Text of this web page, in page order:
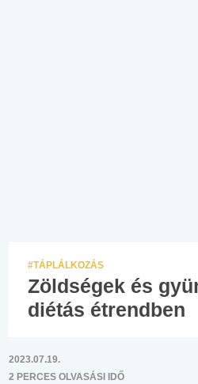
#TÁPLÁLKOZÁS
Zöldségek és
diétás étrendben
2023.07.19.
2 PERCES OLVASÁSI IDŐ